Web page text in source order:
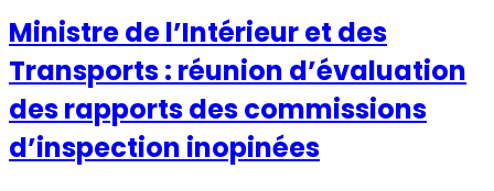
Ministre de l’Intérieur et des
Transports : réunion d’évaluation
des rapports des commissions
d’inspection inopinées